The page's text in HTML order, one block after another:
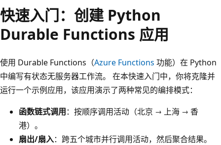
快速入门：创建 Python
Durable Functions 应用
使用 Durable Functions（Azure Functions 功能）在 Python
中编写有状态无服务器工作流。 在本快速入门中，你将克隆并
运行一个示例应用，该应用演示了两种常见的编排模式：
函数链式调用：按顺序调用活动（北京 → 上海 → 香
港）。
扇出/扇入：跨五个城市并行调用活动，然后聚合结果。